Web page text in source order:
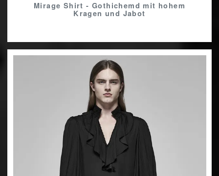
Mirage Shirt - Gothichemd mit hohem
Kragen und Jabot